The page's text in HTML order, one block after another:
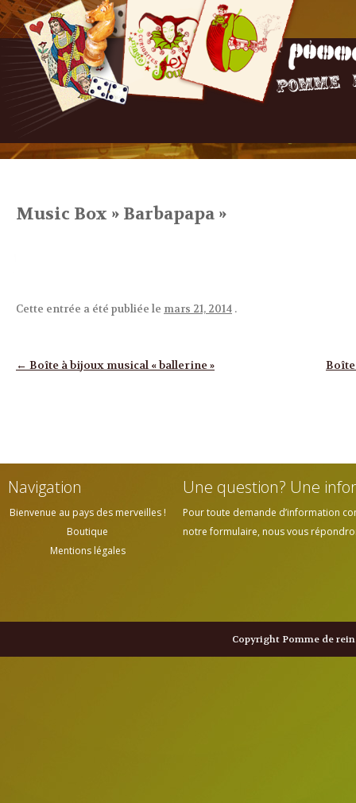
Music Box » Barbapapa »
Cette entrée a été publiée le mars 21, 2014 .
Navigation des articles
← Boîte à bijoux musical « ballerine »
Navigation
Bienvenue au pays des merveilles !
Boutique
Mentions légales
Une question? Une
Pour toute demande d’information
notre formulaire, nous vous
Copyright Pomme de